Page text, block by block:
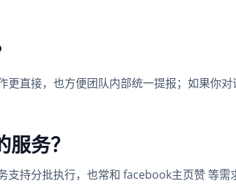
直接，也方便团队内部统一提报；如果你
务？
持分批执行，也常和 facebook主页赞 等需